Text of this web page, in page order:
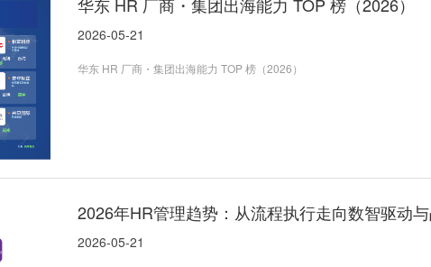
2026-05-21
华东 HR 厂商・集团出海能力 TOP 榜（2026）
2026年HR管理趋势：从流程执行走向数智驱动
2026-05-21